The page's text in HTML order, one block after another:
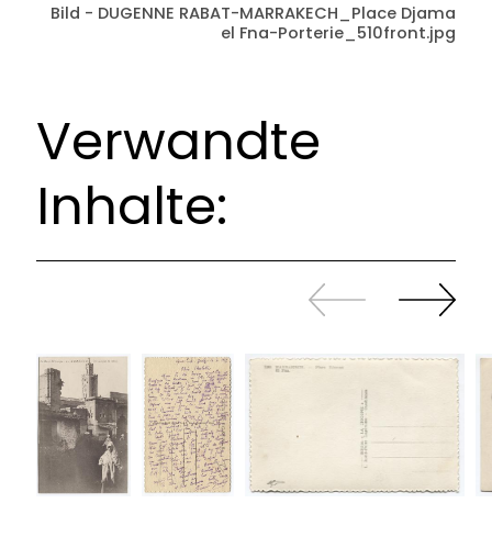
Bild - DUGENNE RABAT-MARRAKECH_Place Djama
el Fna-Porterie_510front.jpg
Verwandte
Inhalte:
Zurück
sliden
Weiter
sliden